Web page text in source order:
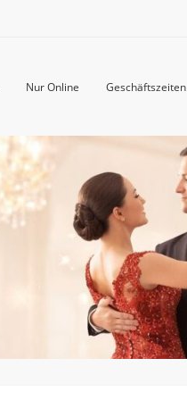
Nur Online Geschäftszeiten